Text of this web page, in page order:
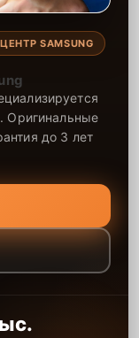
SAMSUNG
Оригинальные
до 3 лет